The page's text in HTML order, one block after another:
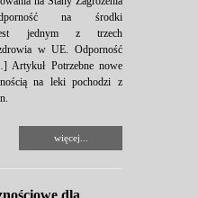
na środki
jest jednym z trzech
w UE. Odporność
Artykuł Potrzebne nowe
na leki pochodzi z
więcej...
dla